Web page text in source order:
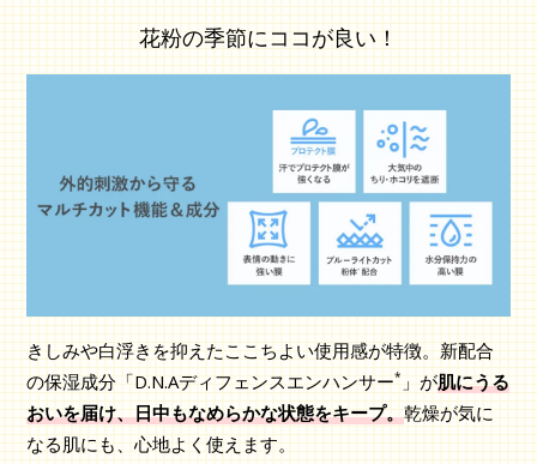
花粉の季節にココが良い！
きしみや白浮きを抑えたここちよい使用感が特徴。新配合
の保湿成分「D.N.Aディフェンスエンハンサー*」が肌にうる
おいを届け、日中もなめらかな状態をキープ。乾燥が気に
なる肌にも、心地よく使えます。